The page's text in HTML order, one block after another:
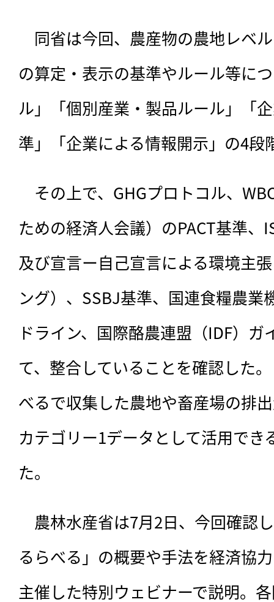
同省は今回、農産物の農地レベ
の算定・表示の基準やルール等に
ル」「個別産業・製品ルール」「
準」「企業による情報開示」の4段
その上で、GHGプロトコル、
ための経済人会議）のPACT基準、
及び宣言ー自己宣言による環境主
ング）、SSBJ基準、国連食糧農業
ドライン、国際酪農連盟（IDF）
て、整合していることを確認した
べるで収集した農地や畜産場の排
カテゴリー1データとして活用でき
た。
農林水産省は7月2日、今回確認
るらべる」の概要や手法を経済協
主催した特別ウェビナーで説明。